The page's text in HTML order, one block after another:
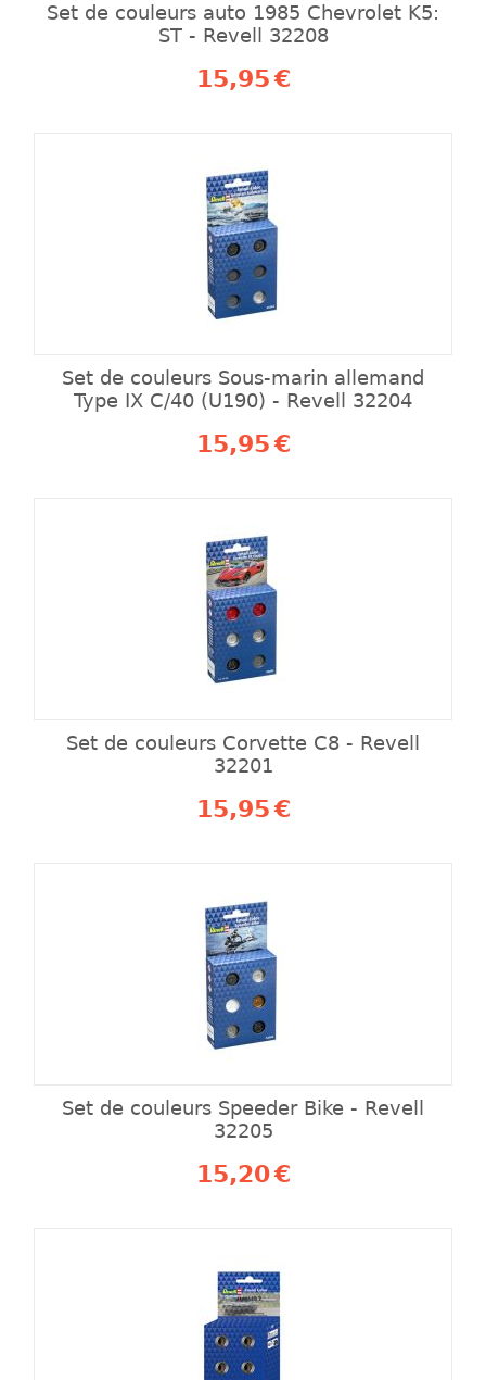
Set de couleurs auto 1985 Chevrolet K5:
ST - Revell 32208
15,95€
Set de couleurs Sous-marin allemand
Type IX C/40 (U190) - Revell 32204
15,95€
Set de couleurs Corvette C8 - Revell
32201
15,95€
Set de couleurs Speeder Bike - Revell
32205
15,20€